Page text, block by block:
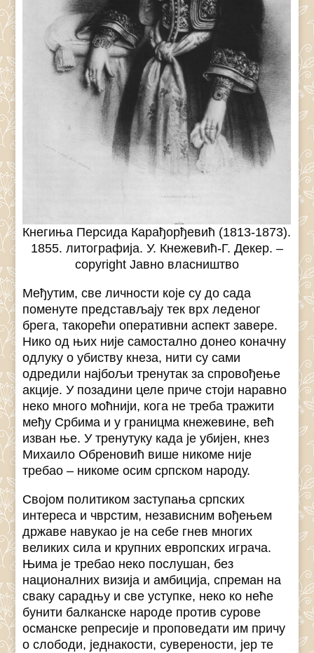
Кнегиња Персида Карађорђевић (1813-1873).
1855. литографија. У. Кнежевић-Г. Декер. –
copyright Јавно власништво
Међутим, све личности које су до сада
поменуте представљају тек врх леденог
брега, такорећи оперативни аспект завере.
Нико од њих није самостално донео коначну
одлуку о убиству кнеза, нити су сами
одредили најбољи тренутак за спровођење
акције. У позадини целе приче стоји наравно
неко много моћнији, кога не треба тражити
међу Србима и у границма кнежевине, већ
изван ње. У тренутуку када је убијен, кнез
Михаило Обреновић више никоме није
требао – никоме осим српском народу.
Својом политиком заступања српских
интереса и чврстим, независним вођењем
државе навукао је на себе гнев многих
великих сила и крупних европских играча.
Њима је требао неко послушан, без
националних визија и амбиција, спреман на
сваку сарадњу и све уступке, неко ко неће
бунити балканске народе против сурове
османске репресије и проповедати им причу
о слободи, једнакости, суверености, јер те